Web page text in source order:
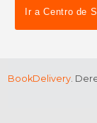
Ir a Centro de
BookDelivery .